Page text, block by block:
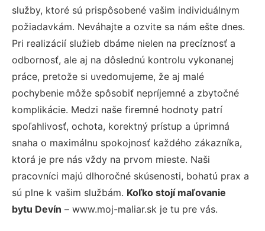
služby, ktoré sú prispôsobené vašim individuálnym
požiadavkám. Neváhajte a ozvite sa nám ešte dnes.
Pri realizácií služieb dbáme nielen na precíznosť a
odbornosť, ale aj na dôslednú kontrolu vykonanej
práce, pretože si uvedomujeme, že aj malé
pochybenie môže spôsobiť nepríjemné a zbytočné
komplikácie. Medzi naše firemné hodnoty patrí
spoľahlivosť, ochota, korektný prístup a úprimná
snaha o maximálnu spokojnosť každého zákazníka,
ktorá je pre nás vždy na prvom mieste. Naši
pracovníci majú dlhoročné skúsenosti, bohatú prax a
sú plne k vašim službám. Koľko stojí maľovanie
bytu Devín – www.moj-maliar.sk je tu pre vás.